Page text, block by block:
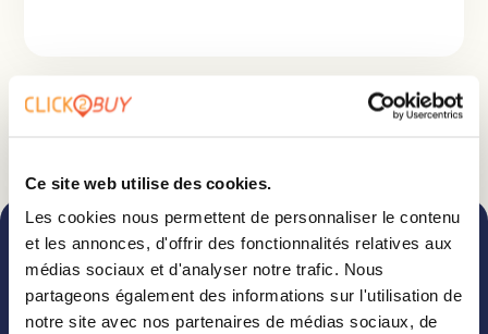
Ce site web utilise des cookies.
Les cookies nous permettent de personnaliser le contenu
et les annonces, d'offrir des fonctionnalités relatives aux
médias sociaux et d'analyser notre trafic. Nous
partageons également des informations sur l'utilisation de
notre site avec nos partenaires de médias sociaux, de